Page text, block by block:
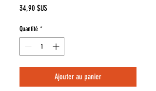
34,90 $US
Quantité *
Ajouter au panier